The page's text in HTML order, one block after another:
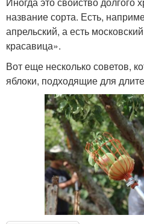
название сорта. Есть,
апрельский, а есть
красавица».
Вот еще несколько советов,
яблоки, подходящие для